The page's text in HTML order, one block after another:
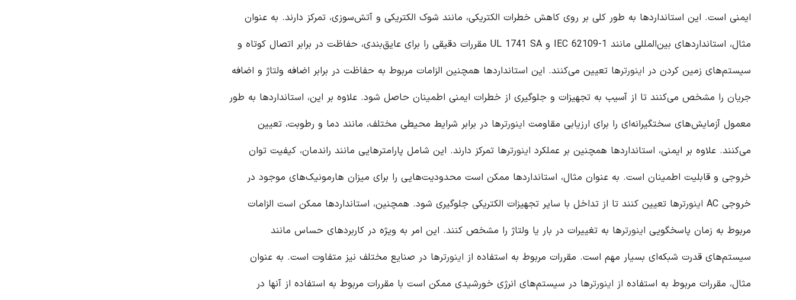
ایمنی است. این استانداردها به طور کلی بر روی کاهش خطرات الکتریکی، مانند شوک الکتریکی و آتش‌سوزی، تمرکز دارند. به عنوان
مثال، استانداردهای بین‌المللی مانند IEC 62109-1 و UL 1741 SA مقررات دقیقی را برای عایق‌بندی، حفاظت در برابر اتصال کوتاه و
سیستم‌های زمین کردن در اینورترها تعیین می‌کنند. این استانداردها همچنین الزامات مربوط به حفاظت در برابر اضافه ولتاژ و اضافه
جریان را مشخص می‌کنند تا از آسیب به تجهیزات و جلوگیری از خطرات ایمنی اطمینان حاصل شود. علاوه بر این، استانداردها به طور
معمول آزمایش‌های سختگیرانه‌ای را برای ارزیابی مقاومت اینورترها در برابر شرایط محیطی مختلف، مانند دما و رطوبت، تعیین
می‌کنند. علاوه بر ایمنی، استانداردها همچنین بر عملکرد اینورترها تمرکز دارند. این شامل پارامترهایی مانند راندمان، کیفیت توان
خروجی و قابلیت اطمینان است. به عنوان مثال، استانداردها ممکن است محدودیت‌هایی را برای میزان هارمونیک‌های موجود در
خروجی AC
اینورترها تعیین کنند تا از تداخل با سایر تجهیزات الکتریکی جلوگیری شود. همچنین، استانداردها ممکن است الزامات
مربوط به زمان پاسخگویی اینورترها به تغییرات در بار یا ولتاژ را مشخص کنند. این امر به ویژه در کاربردهای حساس مانند
سیستم‌های قدرت شبکه‌ای بسیار مهم است. مقررات مربوط به استفاده از اینورترها در صنایع مختلف نیز متفاوت است. به عنوان
مثال، مقررات مربوط به استفاده از اینورترها در سیستم‌های انرژی خورشیدی ممکن است با مقررات مربوط به استفاده از آنها در